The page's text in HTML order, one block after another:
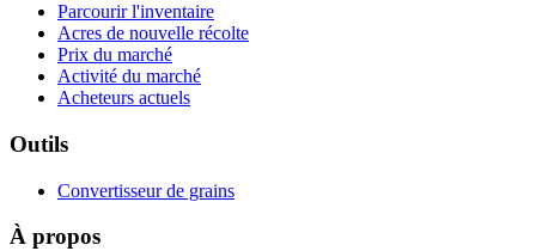
Parcourir l'inventaire
Acres de nouvelle récolte
Prix du marché
Activité du marché
Acheteurs actuels
Outils
Convertisseur de grains
À propos